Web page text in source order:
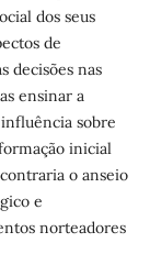
dos seus
de
decisões nas
ensinar a
influência sobre
inicial
o anseio
e
norteadores